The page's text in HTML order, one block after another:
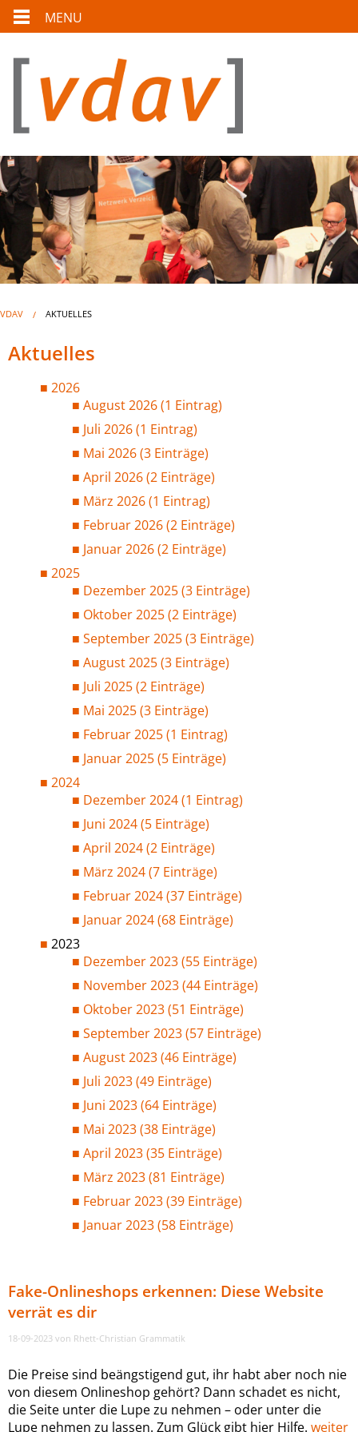
MENU
VDAV AKTUELLES
Aktuelles
2026
August 2026 (1 Eintrag)
Juli 2026 (1 Eintrag)
Mai 2026 (3 Einträge)
April 2026 (2 Einträge)
März 2026 (1 Eintrag)
Februar 2026 (2 Einträge)
Januar 2026 (2 Einträge)
2025
Dezember 2025 (3 Einträge)
Oktober 2025 (2 Einträge)
September 2025 (3 Einträge)
August 2025 (3 Einträge)
Juli 2025 (2 Einträge)
Mai 2025 (3 Einträge)
Februar 2025 (1 Eintrag)
Januar 2025 (5 Einträge)
2024
Dezember 2024 (1 Eintrag)
Juni 2024 (5 Einträge)
April 2024 (2 Einträge)
März 2024 (7 Einträge)
Februar 2024 (37 Einträge)
Januar 2024 (68 Einträge)
2023
Dezember 2023 (55 Einträge)
November 2023 (44 Einträge)
Oktober 2023 (51 Einträge)
September 2023 (57 Einträge)
August 2023 (46 Einträge)
Juli 2023 (49 Einträge)
Juni 2023 (64 Einträge)
Mai 2023 (38 Einträge)
April 2023 (35 Einträge)
März 2023 (81 Einträge)
Februar 2023 (39 Einträge)
Januar 2023 (58 Einträge)
Fake-Onlineshops erkennen: Diese Website
verrät es dir
18-09-2023 von Rhett-Christian Grammatik
Die Preise sind beängstigend gut, ihr habt aber noch nie
von diesem Onlineshop gehört? Dann schadet es nicht,
die Seite unter die Lupe zu nehmen – oder unter die
Lupe nehmen zu lassen. Zum Glück gibt hier Hilfe. weiter